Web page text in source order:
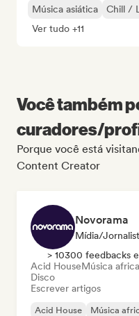
Música asiática Chill /
Ver tudo +11
Você também
curadores/
Porque você está
Content Creator
Novorama
Mídia/
> 10300 feedbacks
Acid HouseMúsica
Disco
Escrever artigos
Acid House Música